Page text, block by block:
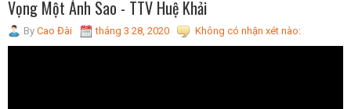
Vọng Một Ánh Sao - TTV Huệ Khải
By Cao Đài tháng 3 28, 2020 Không có nhận xét nào: